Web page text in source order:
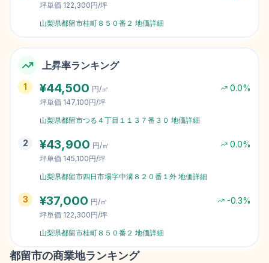
坪単価 122,300円/坪
山梨県都留市桂町８５０番２ 地価詳細
上昇率ランキング
1 ¥44,500 円/㎡ 0.0%
坪単価 147,100円/坪
山梨県都留市つる４丁目１１３７番３０ 地価詳細
2 ¥43,900 円/㎡ 0.0%
坪単価 145,100円/坪
山梨県都留市四日市場字中溝８２０番１外 地価詳細
3 ¥37,000 円/㎡ -0.3%
坪単価 122,300円/坪
山梨県都留市桂町８５０番２ 地価詳細
都留市の商業地ランキング